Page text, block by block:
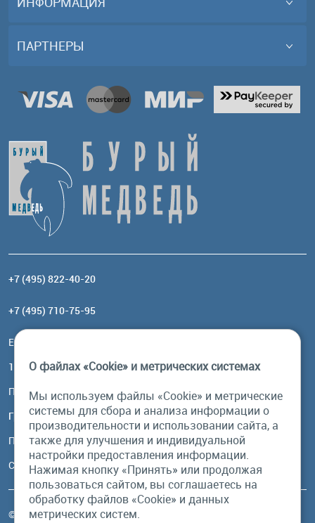
ПАРТНЕРЫ
+7 (495) 822-40-20
+7 (495) 710-75-95
Email:
117485, Москва, ул. Профсоюзная, 84/32, корп 1
Посмотреть на карте
График работы
Пн-Пт: с 10:00 до 18:00
Сб, Вс: выходной
© Бурый Медведь MMXXVI. Все права защищены.
О файлах «Cookie» и метрических системах
Мы используем файлы «Cookie» и метрические
системы для сбора и анализа информации о
производительности и использовании сайта, а
также для улучшения и индивидуальной
настройки предоставления информации.
Нажимая кнопку «Принять» или продолжая
пользоваться сайтом, вы соглашаетесь на
обработку файлов «Cookie» и данных
метрических систем.